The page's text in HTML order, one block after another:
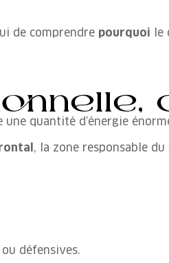
de comprendre pourquoi le
quantité d’énergie
, la zone responsable
défensives.